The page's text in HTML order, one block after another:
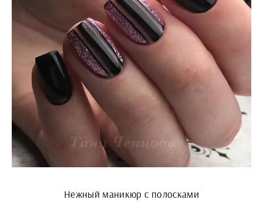
Нежный маникюр с полосками